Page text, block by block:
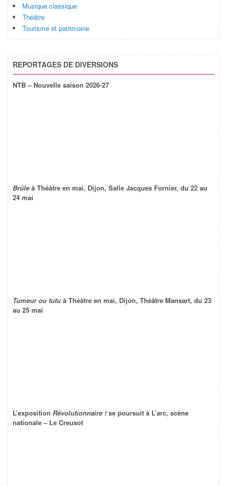
Musique classique
Théâtre
Tourisme et patrimoine
REPORTAGES DE DIVERSIONS
NTB – Nouvelle saison 2026-27
Brûle à Théâtre en mai, Dijon, Salle Jacques Fornier, du 22 au
24 mai
Tumeur ou tutu à Théâtre en mai, Dijon, Théâtre Mansart, du 23
au 25 mai
L’exposition Révolutionnaire !se poursuit à L’arc, scène
nationale – Le Creusot